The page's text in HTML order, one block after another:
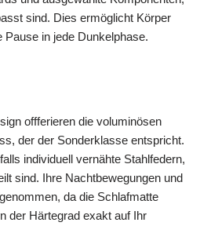
sind. Dies ermöglicht Körper
Pause in jede Dunkelphase.
offferieren die voluminösen
der der Sonderklasse entspricht.
individuell vernähte Stahlfedern,
sind. Ihre Nachtbewegungen und
da die Schlafmatte
der Härtegrad exakt auf Ihr